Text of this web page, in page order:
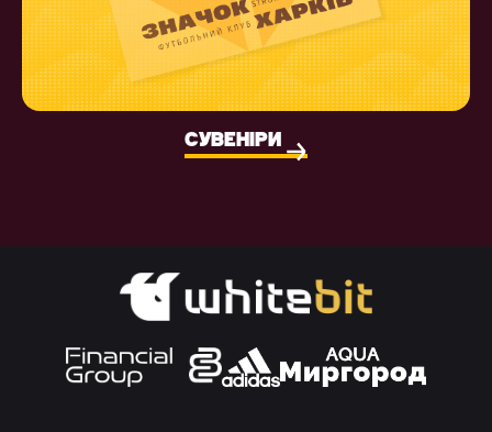
СУВЕНІРИ